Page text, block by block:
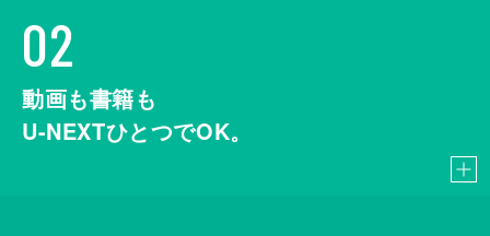
02
動画も書籍も
U-NEXTひとつでOK。